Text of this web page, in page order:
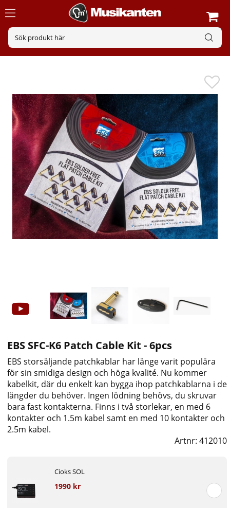
EBS SFC-K6 Patch Cable Kit - 6pcs
EBS storsäljande patchkablar har länge varit populära
för sin smidiga design och höga kvalité. Nu kommer
kabelkit, där du enkelt kan bygga ihop patchkablarna i de
längder du behöver. Ingen lödning behövs, du skruvar
bara fast kontakterna. Finns i två storlekar, en med 6
kontakter och 1.5m kabel samt en med 10 kontakter och
2.5m kabel.
Artnr:412010
Cioks SOL
1990 kr